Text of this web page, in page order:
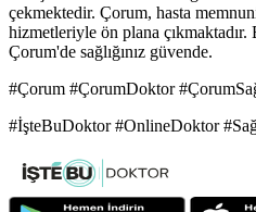
çekmektedir. Çorum, hasta
hizmetleriyle ön plana
Çorum'de sağlığınız güvende.
#Çorum #ÇorumDoktor
#İşteBuDoktor #OnlineDoktor